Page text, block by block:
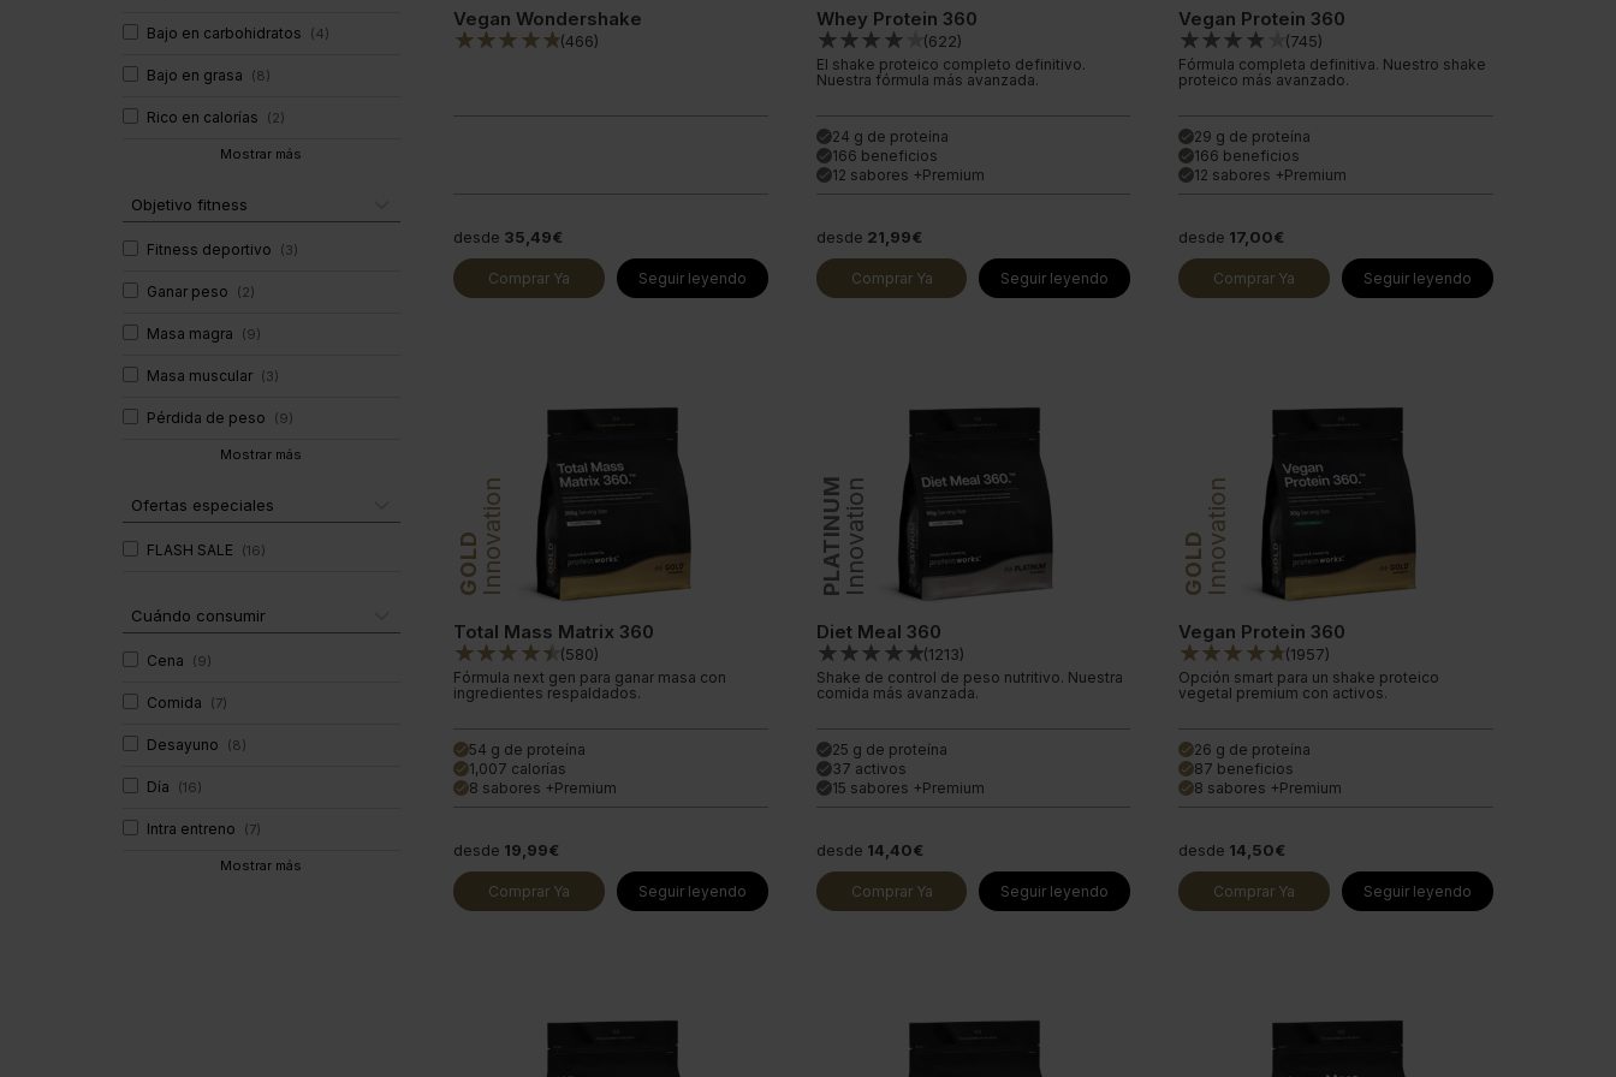
Bajo en carbohidratos (4)
Bajo en grasa (8)
Rico en calorías (2)
Mostrar más
Objetivo fitness
Fitness deportivo (3)
Ganar peso (2)
Masa magra (9)
Masa muscular (3)
Pérdida de peso (9)
Mostrar más
Ofertas especiales
FLASH SALE (16)
Cuándo consumir
Cena (9)
Comida (7)
Desayuno (8)
Día (16)
Intra entreno (7)
Mostrar más
Vegan Wondershake
(466)
desde 35,49€
Comprar Ya Seguir leyendo
Whey Protein 360
(622)
El shake proteico completo definitivo.
Nuestra fórmula más avanzada.
done 24 g de proteína
done 166 beneficios
done 12 sabores +Premium
desde 21,99€
Comprar Ya Seguir leyendo
Vegan Protein 360
(745)
Fórmula completa definitiva. Nuestro shake
proteico más avanzado.
done29 g de proteína
done166 beneficios
done12 sabores +Premium
desde 17,00€
Comprar Ya Seguir leyendo
GOLDInnovation
Total Mass Matrix 360
(580)
Fórmula next gen para ganar masa con
ingredientes respaldados.
done 54 g de proteína
done 1,007 calorías
done 8 sabores +Premium
desde 19,99€
Comprar Ya Seguir leyendo
PLATINUMInnovation
Diet Meal 360
(1213)
Shake de control de peso nutritivo. Nuestra
comida más avanzada.
done 25 g de proteína
done 37 activos
done 15 sabores +Premium
desde 14,40€
Comprar Ya Seguir leyendo
GOLDInnovation
Vegan Protein 360
(1957)
Opción smart para un shake proteico
vegetal premium con activos.
done26 g de proteína
done87 beneficios
done8 sabores +Premium
desde 14,50€
Comprar Ya Seguir leyendo